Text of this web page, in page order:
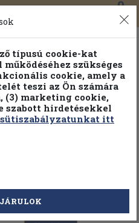
0
típusú cookie-kat
szükséges
cookie, amely a
teszi az Ön számára
(3) marketing cookie,
szabott hirdetésekkel
itt